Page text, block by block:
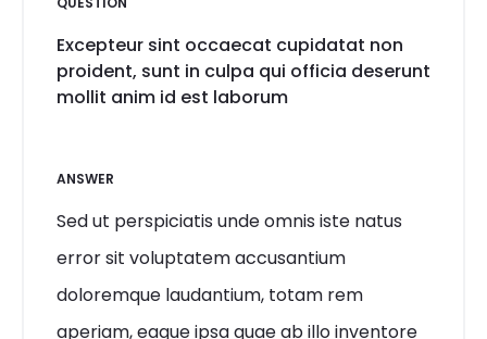
Excepteur sint occaecat cupidatat non
proident, sunt in culpa qui officia deserunt
mollit anim id est laborum
ANSWER
Sed ut perspiciatis unde omnis iste natus
error sit voluptatem accusantium
doloremque laudantium, totam rem
aperiam, eaque ipsa quae ab illo inventore